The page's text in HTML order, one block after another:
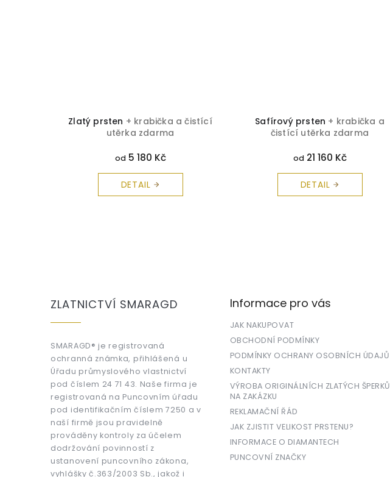
Zlatý prsten + krabička a čistící
utěrka zdarma
od5 180 Kč
DETAIL
Safírový prsten + krabička a
čistící utěrka zdarma
od21 160 Kč
DETAIL
ZLATNICTVÍ SMARAGD
SMARAGD® je registrovaná
ochranná známka, přihlášená u
Úřadu průmyslového vlastnictví
pod číslem 24 71 43. Naše firma je
registrovaná na Puncovním úřadu
pod identifikačním číslem 7250 a v
naší firmě jsou pravidelně
prováděny kontroly za účelem
dodržování povinností z
ustanovení puncovního zákona,
vyhlášky č.363/2003 Sb., jakož i
Informace pro vás
JAK NAKUPOVAT
OBCHODNÍ PODMÍNKY
PODMÍNKY OCHRANY OSOBNÍCH ÚDAJŮ
KONTAKTY
VÝROBA ORIGINÁLNÍCH ZLATÝCH ŠPERKŮ
NA ZAKÁZKU
REKLAMAČNÍ ŘÁD
JAK ZJISTIT VELIKOST PRSTENU?
INFORMACE O DIAMANTECH
PUNCOVNÍ ZNAČKY